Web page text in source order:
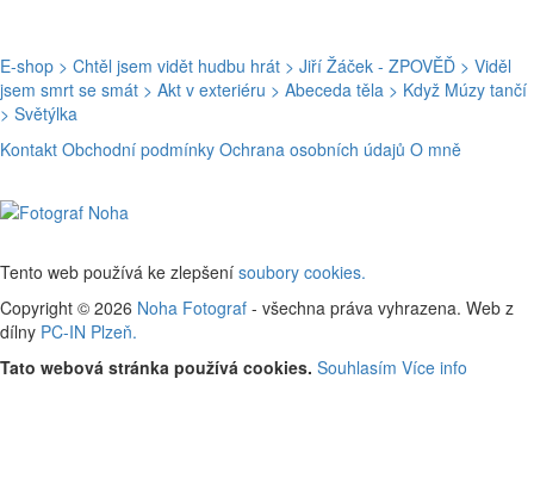
E-shop > Chtěl jsem vidět hudbu hrát > Jiří Žáček - ZPOVĚĎ > Viděl
jsem smrt se smát > Akt v exteriéru > Abeceda těla > Když Múzy tančí
> Světýlka
Kontakt Obchodní podmínky Ochrana osobních údajů O mně
Tento web používá ke zlepšení soubory cookies.
Copyright © 2026 Noha Fotograf - všechna práva vyhrazena. Web z
dílny PC-IN Plzeň.
Tato webová stránka používá cookies. Souhlasím Více info